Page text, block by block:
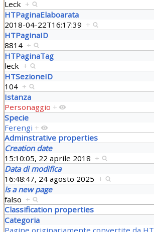
Leck +
HTPaginaElaboarata
2018-04-22T16:17:39 +
HTPaginaID
8814 +
HTPaginaTag
leck +
HTSezioneID
104 +
Istanza
Personaggio +
Specie
Ferengi +
Adminstrative properties
Creation date
15:10:05, 22 aprile 2018 +
Data di modifica
16:48:47, 24 agosto 2025 +
Is a new page
falso +
Classification properties
Categoria
Pagine originariamente convertite da HT